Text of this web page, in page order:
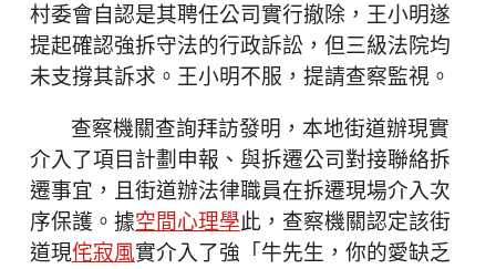
村委會自認是其聘任公司實行撤除，王小明遂
提起確認強拆守法的行政訴訟，但三級法院均
未支撐其訴求。王小明不服，提請查察監視。
查察機關查詢拜訪發明，本地街道辦現實
介入了項目計劃申報、與拆遷公司對接聯絡拆
遷事宜，且街道辦法律職員在拆遷現場介入次
序保護。據空間心理學此，查察機關認定該街
道現侘寂風實介入了強「牛先生，你的愛缺乏